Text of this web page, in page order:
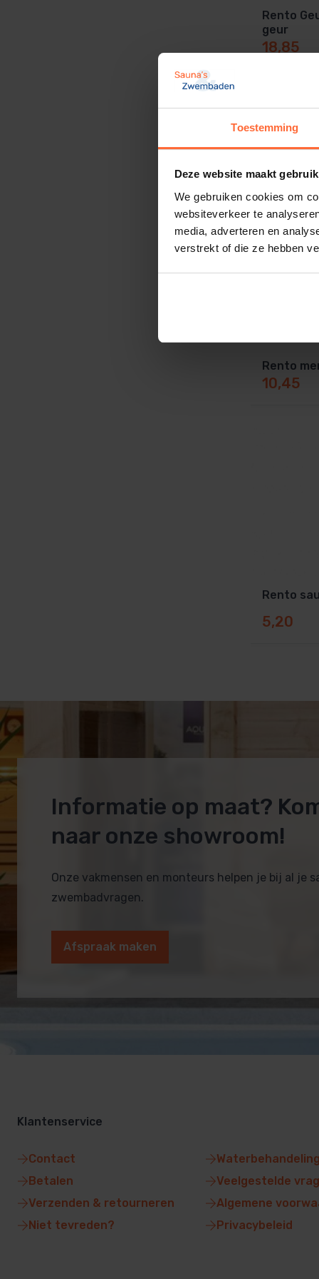
Toestemming
Deze website maakt
We gebruiken cookies om
websiteverkeer te
media, adverteren en
verstrekt of die ze hebben
Rento
geur
18,85
Rento
10,45
Rento
5,20
Informatie op maat?
naar onze showroom!
Onze vakmensen en monteurs helpen je bij al je
zwembadvragen.
Afspraak maken
Klantenservice
Contact
Betalen
Verzenden & retourneren
Niet tevreden?
Veelgestelde
Algemene
Privacybeleid